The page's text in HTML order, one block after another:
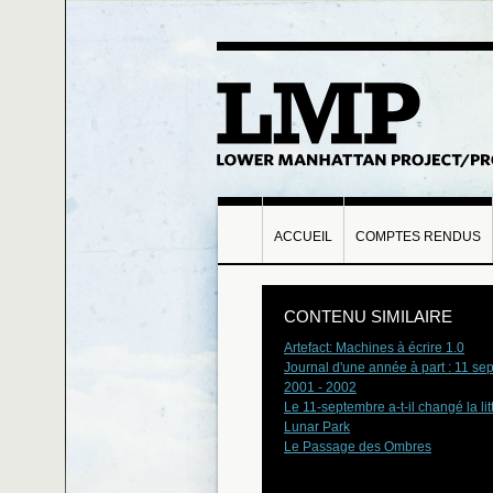
ACCUEIL COMPTES RENDUS
CONTENU SIMILAIRE
Artefact: Machines à écrire 1.0
Journal d'une année à part : 11
2001 - 2002
Le 11-septembre a-t-il changé la
Lunar Park
Le Passage des Ombres